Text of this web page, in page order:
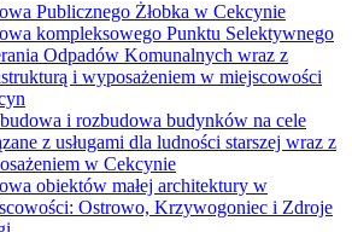
Publicznego Żłobka w Cekcynie
kompleksowego Punktu Selektywnego
Odpadów Komunalnych wraz z
i wyposażeniem w miejscowości
i rozbudowa budynków na cele
z usługami dla ludności starszej wraz z
w Cekcynie
obiektów małej architektury w
Ostrowo, Krzywogoniec i Zdroje